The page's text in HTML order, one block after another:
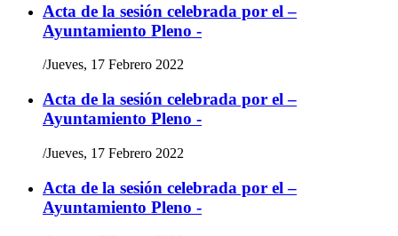
Acta de la sesión celebrada por el –
Ayuntamiento Pleno -
/Jueves, 17 Febrero 2022
Acta de la sesión celebrada por el –
Ayuntamiento Pleno -
/Jueves, 17 Febrero 2022
Acta de la sesión celebrada por el –
Ayuntamiento Pleno -